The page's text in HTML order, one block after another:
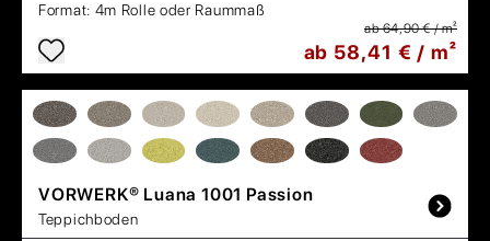
Format: 4m Rolle oder Raummaß
ab 64,90 € / m²
ab 58,41 € / m²
VORWERK® Luana 1001 Passion
Teppichboden